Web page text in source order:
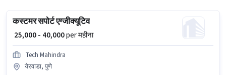
कस्टमर सपोर्ट एग्जीक्यूटिव
₹ 25,000 - 40,000per महीना
Tech Mahindra
येरवाडा, पुणे